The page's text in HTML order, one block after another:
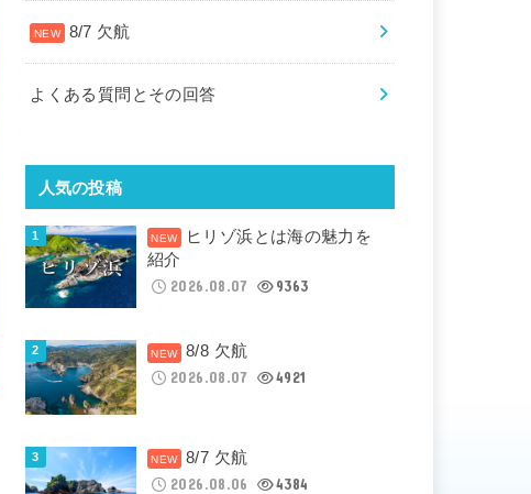
8/7 欠航
よくある質問とその回答
人気の投稿
ヒリゾ浜とは海の魅力を
紹介
2026.08.07
9363
8/8 欠航
2026.08.07
4921
8/7 欠航
2026.08.06
4384